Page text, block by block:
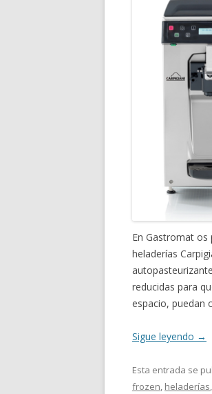
En Gastromat
heladerías
reducidas para
espacio, puedan
Sigue leyendo →
Esta entrada se
frozen, heladerías,